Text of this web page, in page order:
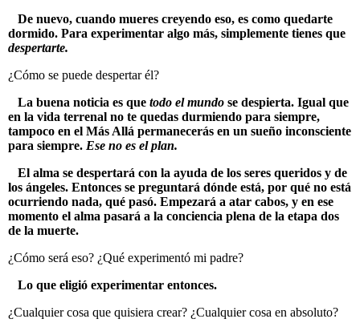
De nuevo, cuando mueres creyendo eso, es como quedarte
dormido. Para experimentar algo más, simplemente tienes que
despertarte.
¿Cómo se puede despertar él?
La buena noticia es que todo el mundo se despierta. Igual que
en la vida terrenal no te quedas durmiendo para siempre,
tampoco en el Más Allá permanecerás en un sueño inconsciente
para siempre. Ese no es el plan.
El alma se despertará con la ayuda de los seres queridos y de
los ángeles. Entonces se preguntará dónde está, por qué no está
ocurriendo nada, qué pasó. Empezará a atar cabos, y en ese
momento el alma pasará a la conciencia plena de la etapa dos
de la muerte.
¿Cómo será eso? ¿Qué experimentó mi padre?
Lo que eligió experimentar entonces.
¿Cualquier cosa que quisiera crear? ¿Cualquier cosa en absoluto?